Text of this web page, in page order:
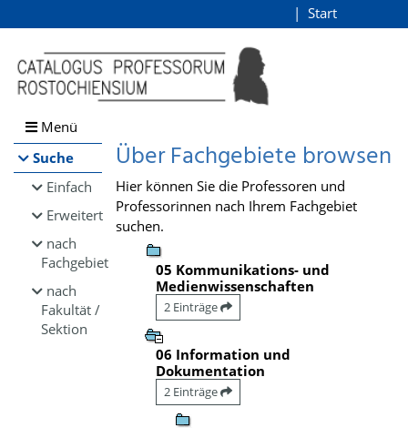
Browsen
direkt zum Inhalt
Start
Menü
Suche
Einfach
Erweitert
nach
Fachgebiet
nach
Fakultät /
Sektion
Über Fachgebiete browsen
Hier können Sie die Professoren und
Professorinnen nach Ihrem Fachgebiet
suchen.
05 Kommunikations- und
Medienwissenschaften
2 Einträge
06 Information und
Dokumentation
2 Einträge